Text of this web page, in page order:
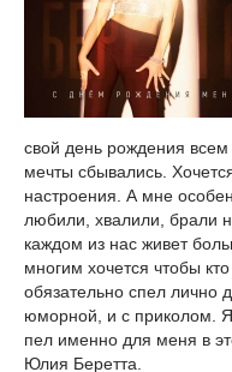
свой день рождения всем
мечты сбывались.
настроения. А мне
любили, хвалили, брали
каждом из нас живет
многим хочется чтобы
обязательно спел лично
юморной, и с приколом.
пел именно для меня в
Юлия Беретта.